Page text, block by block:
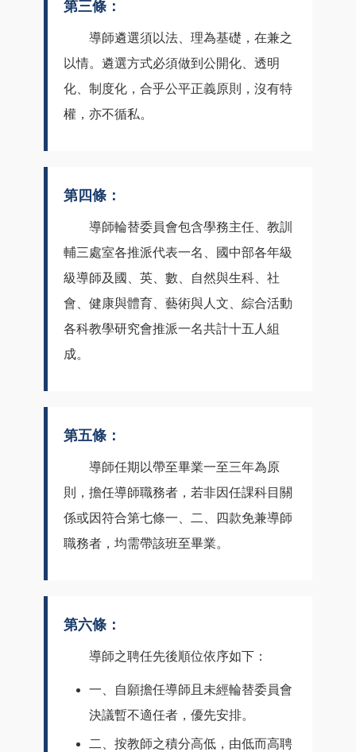
第三條：
導師遴選須以法、理為基礎，在兼之
以情。遴選方式必須做到公開化、透明
化、制度化，合乎公平正義原則，沒有特
權，亦不循私。
第四條：
導師輪替委員會包含學務主任、教訓
輔三處室各推派代表一名、國中部各年級
級導師及國、英、數、自然與生科、社
會、健康與體育、藝術與人文、綜合活動
各科教學研究會推派一名共計十五人組
成。
第五條：
導師任期以帶至畢業一至三年為原
則，擔任導師職務者，若非因任課科目關
係或因符合第七條一、二、四款免兼導師
職務者，均需帶該班至畢業。
第六條：
導師之聘任先後順位依序如下：
一、自願擔任導師且未經輪替委員會
決議暫不適任者，優先安排。
二、按教師之積分高低，由低而高聘